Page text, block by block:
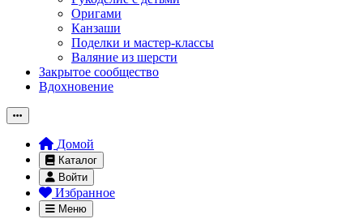
Оригами
Канзаши
Поделки и мастер-классы
Валяние из шерсти
Закрытое сообщество
Вдохновение
Домой
Каталог
Войти
Избранное
Меню